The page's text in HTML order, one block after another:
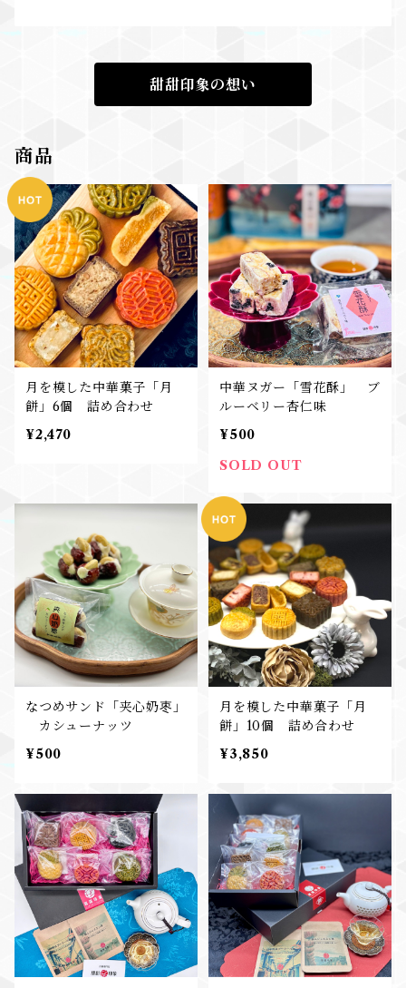
甜甜印象の想い
商品
月を模した中華菓子「月
餅」6個 詰め合わせ
¥2,470
中華ヌガー「雪花酥」 ブ
ルーベリー杏仁味
¥500
SOLD OUT
なつめサンド「夹心奶枣」
カシューナッツ
¥500
月を模した中華菓子「月
餅」10個 詰め合わせ
¥3,850